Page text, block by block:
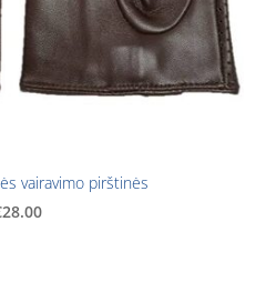
vairavimo pirštinės